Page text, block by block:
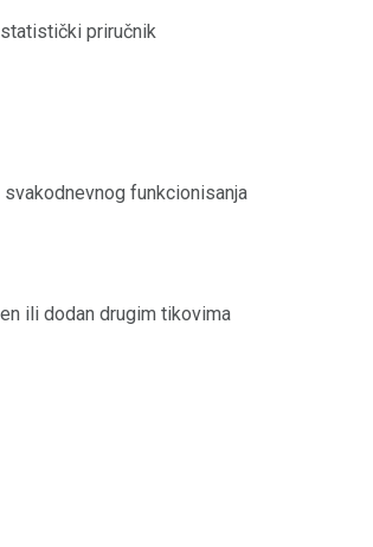
priručnik
funkcionisanja
ili dodan drugim tikovima